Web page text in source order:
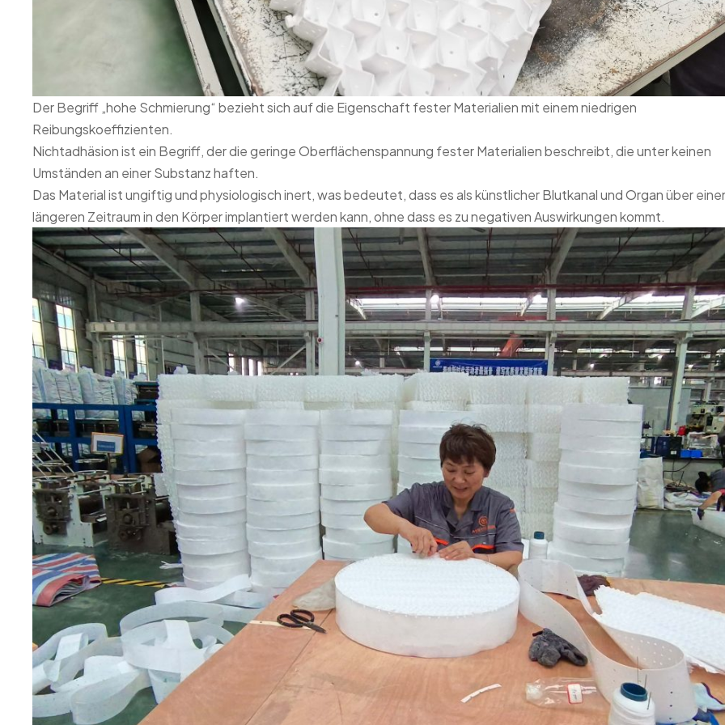
Der Begriff „hohe Schmierung“ bezieht sich auf die Eigenschaft fester Materialien mit einem niedrigen
Reibungskoeffizienten.
Nichtadhäsion ist ein Begriff, der die geringe Oberflächenspannung fester Materialien beschreibt, die unter keinen
Umständen an einer Substanz haften.
Das Material ist ungiftig und physiologisch inert, was bedeutet, dass es als künstlicher Blutkanal und Organ über
längeren Zeitraum in den Körper implantiert werden kann, ohne dass es zu negativen Auswirkungen kommt.